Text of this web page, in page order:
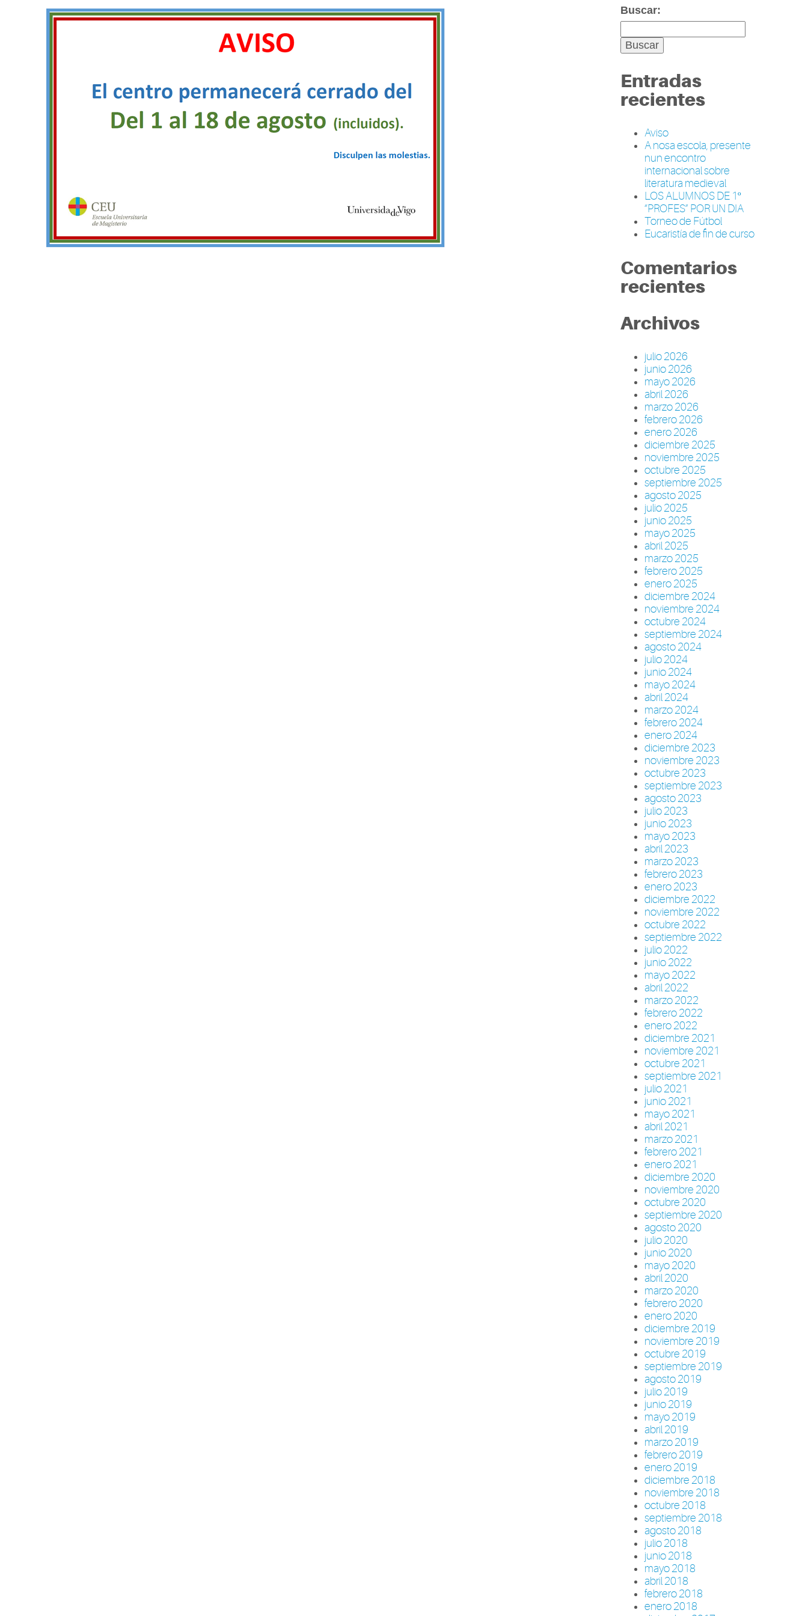
Buscar:
Entradas
recientes
Aviso
A nosa escola, presente
nun encontro
internacional sobre
literatura medieval
LOS ALUMNOS DE 1º
“PROFES” POR UN DIA
Torneo de Fútbol
Eucaristía de fin de curso
Comentarios
recientes
Archivos
julio 2026
junio 2026
mayo 2026
abril 2026
marzo 2026
febrero 2026
enero 2026
diciembre 2025
noviembre 2025
octubre 2025
septiembre 2025
agosto 2025
julio 2025
junio 2025
mayo 2025
abril 2025
marzo 2025
febrero 2025
enero 2025
diciembre 2024
noviembre 2024
octubre 2024
septiembre 2024
agosto 2024
julio 2024
junio 2024
mayo 2024
abril 2024
marzo 2024
febrero 2024
enero 2024
diciembre 2023
noviembre 2023
octubre 2023
septiembre 2023
agosto 2023
julio 2023
junio 2023
mayo 2023
abril 2023
marzo 2023
febrero 2023
enero 2023
diciembre 2022
noviembre 2022
octubre 2022
septiembre 2022
julio 2022
junio 2022
mayo 2022
abril 2022
marzo 2022
febrero 2022
enero 2022
diciembre 2021
noviembre 2021
octubre 2021
septiembre 2021
julio 2021
junio 2021
mayo 2021
abril 2021
marzo 2021
febrero 2021
enero 2021
diciembre 2020
noviembre 2020
octubre 2020
septiembre 2020
agosto 2020
julio 2020
junio 2020
mayo 2020
abril 2020
marzo 2020
febrero 2020
enero 2020
diciembre 2019
noviembre 2019
octubre 2019
septiembre 2019
agosto 2019
julio 2019
junio 2019
mayo 2019
abril 2019
marzo 2019
febrero 2019
enero 2019
diciembre 2018
noviembre 2018
octubre 2018
septiembre 2018
agosto 2018
julio 2018
junio 2018
mayo 2018
abril 2018
febrero 2018
enero 2018